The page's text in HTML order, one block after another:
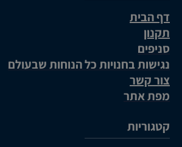
דף הבית
תקנון
סניפים
נגישות בחנויות כל הנוחות שבעולם
צור קשר
מפת אתר
קטגוריות